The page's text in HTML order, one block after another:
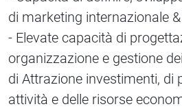
di marketing internazionale
- Elevate capacità di
organizzazione e gestione
di Attrazione investimenti, di
attività e delle risorse